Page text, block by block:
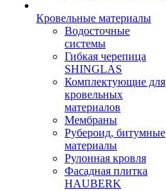
Кровельные материалы
Водосточные
системы
Гибкая черепица
SHINGLAS
Комплектующие для
кровельных
материалов
Мембраны
Рубероид, битумные
материалы
Рулонная кровля
Фасадная плитка
HAUBERK